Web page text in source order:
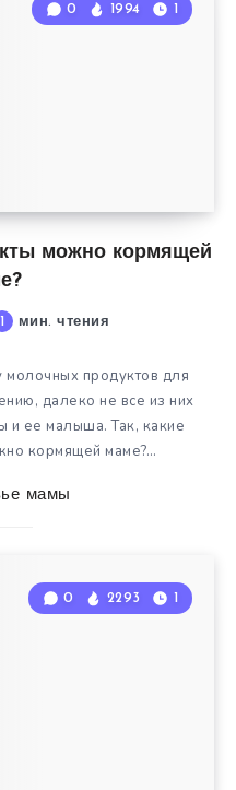
можно кормящей
0 1994 1
1 мин. чтения
продуктов для
далеко не все из них
и ее малыша. Так, какие
кормящей маме?…
мамы
0 2293 1